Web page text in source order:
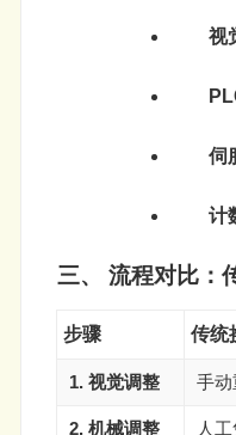
视
伺
计
三、 流程对比：
步骤 传统
1. 视觉调整 手动
2. 机械调整 人